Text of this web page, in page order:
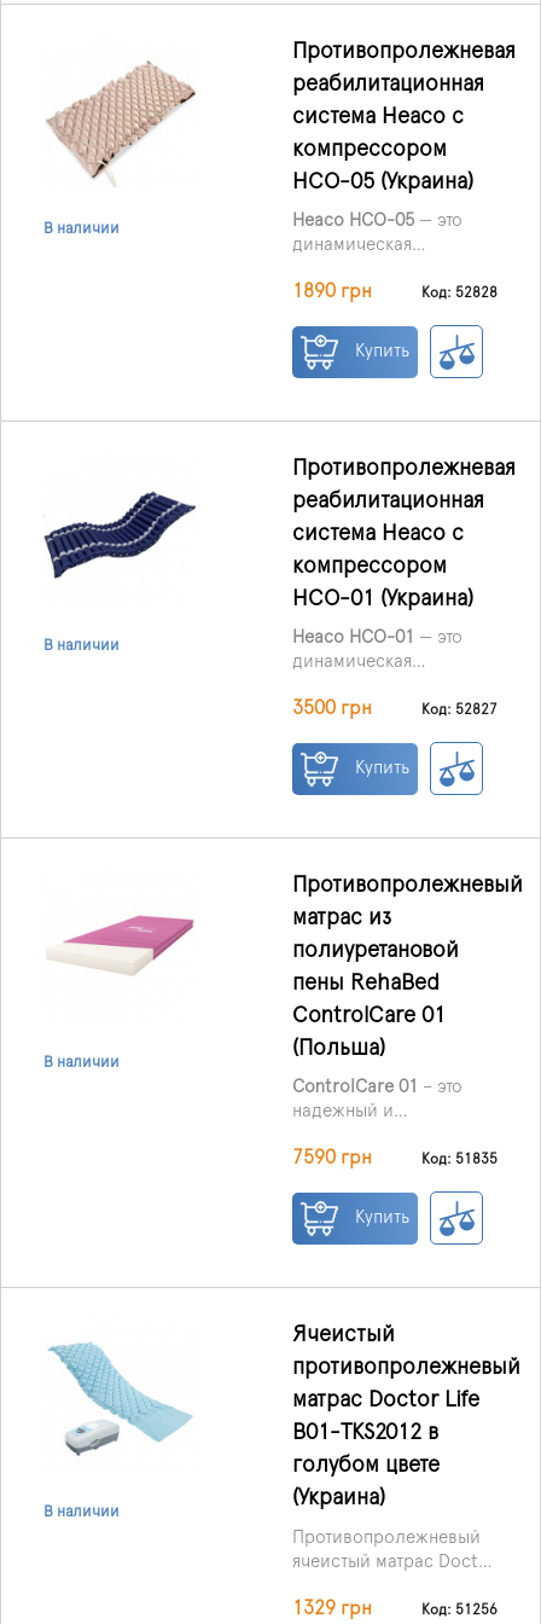
В наличии
Противопролежневая
реабилитационная
система Heaco с
компрессором
HCO-05 (Украина)
Heaco HCO-05 — это
динамическая
медицинская система,
профилактики
пролежней и ухода за
работает по принципу
переменного давления:
воздушные ячейки
поочередно
наполняются и
сдуваются, помогая
уменьшить длительное
давление на ткани и
поддерживать комфорт
длительного
1890 грн Код: 52828
Купить
В наличии
Противопролежневая
реабилитационная
система Heaco с
компрессором
HCO-01 (Украина)
Heaco HCO-01 — это
динамическая
система медицинского
для профилактики
пролежней, ухода за
использования в
Изделие подходит как
для медицинских
учреждений, так и для
3500 грн Код: 52827
Купить
В наличии
Противопролежневый
матрас из
полиуретановой
пены RehaBed
ControlCare 01
(Польша)
ControlCare 01 – это
надежный и
медицинский матрас от
RehaBed, который
ежедневно выбирают
домашнего ухода.
7590 грн Код: 51835
Купить
В наличии
Ячеистый
противопролежневый
матрас Doctor Life
B01-TKS2012 в
голубом цвете
(Украина)
Противопролежневый
ячеистый матрас Doctor
предназначен для
1329 грн Код: 51256